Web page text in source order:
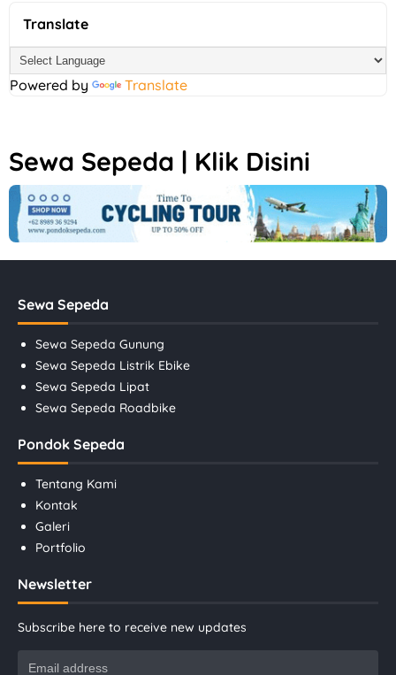
Translate
Powered by Translate
Sewa Sepeda | Klik Disini
Sewa Sepeda
Sewa Sepeda Gunung
Sewa Sepeda Listrik Ebike
Sewa Sepeda Lipat
Sewa Sepeda Roadbike
Pondok Sepeda
Tentang Kami
Kontak
Galeri
Portfolio
Newsletter
Subscribe here to receive new updates